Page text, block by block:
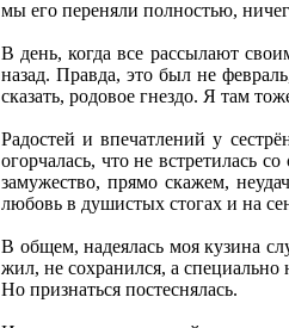
мы его переняли полностью,
В день, когда все рассылают
назад. Правда, это был не
сказать, родовое гнездо. Я там
Радостей и впечатлений у
огорчалась, что не встретилась
замужество, прямо скажем,
любовь в душистых стогах и на
В общем, надеялась моя кузина
жил, не сохранился, а специально
Но признаться постеснялась.